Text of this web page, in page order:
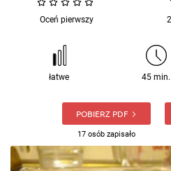
Oceń pierwszy
łatwe 45 min.
POBIERZ PDF
17 osób zapisało